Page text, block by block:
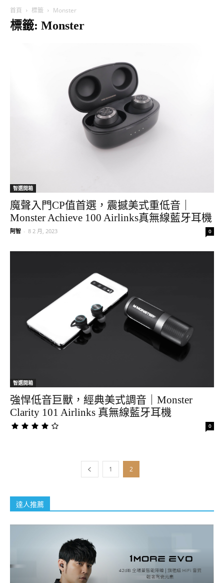
首頁 標籤 Monster
標籤: Monster
智選開箱
魔聲入門CP值首選，震撼美式重低音｜
Monster Achieve 100 Airlinks真無線藍牙耳機
阿智 - 8 2 月, 2023 0
智選開箱
強悍低音巨獸，經典美式調音｜Monster
Clarity 101 Airlinks 真無線藍牙耳機
0
1 2
達人推薦